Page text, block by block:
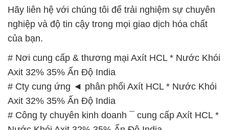
Axit 32% 35% Ấn Độ India
# Cty cung ứng ◄ phân phối Axít HCL * Nước Khói
Axit 32% 35% Ấn Độ India
# Công ty chuyên kinh doanh ¯ cung cấp Axít HCL *
Nước Khói Axit 32% 35% Ấn Độ India
# Nơi chuyên bán Þ cung ứng Axít HCL * Nước
Khói Axit 32% 35% Ấn Độ India
# Cung cấp π kinh doanh Axít HCL * Nước Khói Axit
32% 35% Ấn Độ India